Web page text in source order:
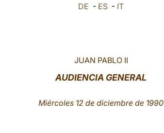
DE - ES - IT
JUAN PABLO II
AUDIENCIA GENERAL
Miércoles 12 de diciembre de 1990